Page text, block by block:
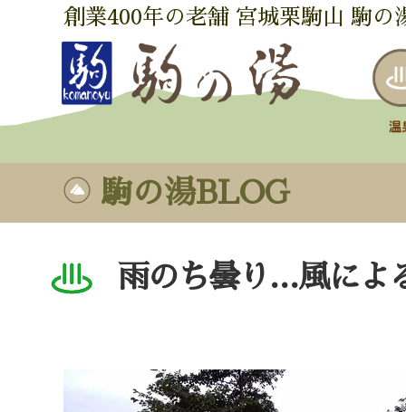
創業400年の老舗 宮城栗駒山 駒の
駒の湯BLOG
雨のち曇り…風によ